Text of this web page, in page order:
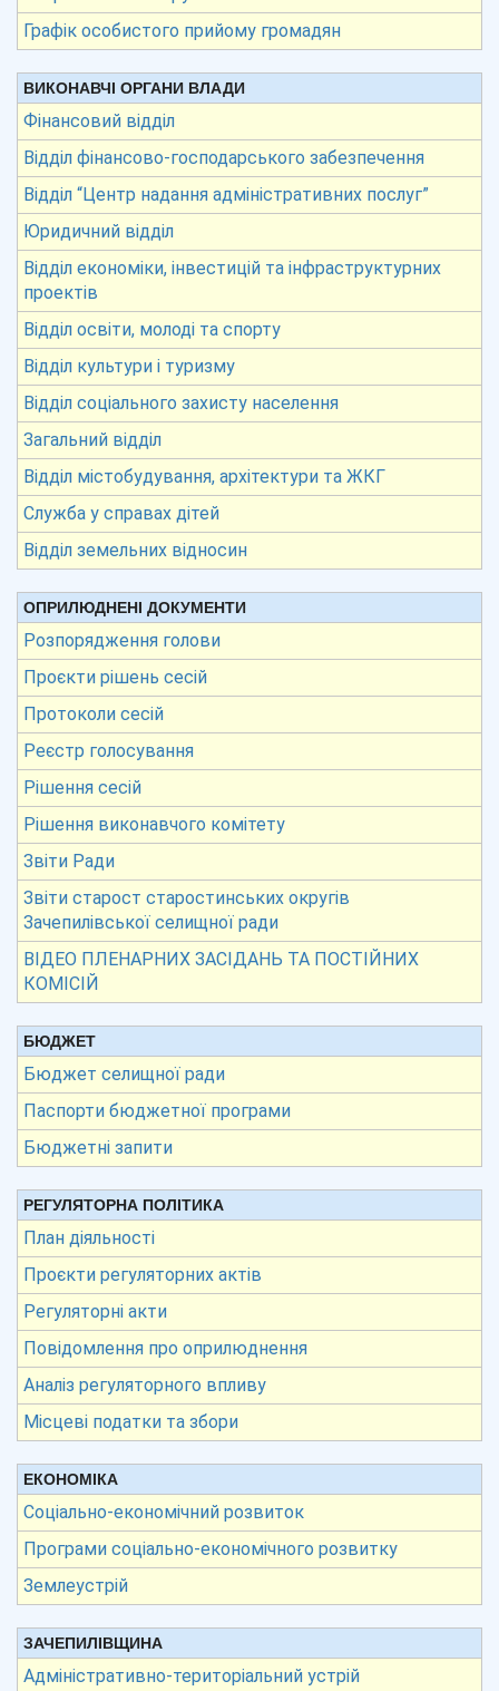
Графік особистого прийому громадян
ВИКОНАВЧІ ОРГАНИ ВЛАДИ
Фінансовий відділ
Відділ фінансово-господарського забезпечення
Відділ “Центр надання адміністративних послуг”
Юридичний відділ
Відділ економіки, інвестицій та інфраструктурних
проектів
Відділ освіти, молоді та спорту
Відділ культури і туризму
Відділ соціального захисту населення
Загальний відділ
Відділ містобудування, архітектури та ЖКГ
Служба у справах дітей
Відділ земельних відносин
ОПРИЛЮДНЕНІ ДОКУМЕНТИ
Розпорядження голови
Проєкти рішень сесій
Протоколи сесій
Реєстр голосування
Рішення сесій
Рішення виконавчого комітету
Звіти Ради
Звіти старост старостинських округів
Зачепилівської селищної ради
ВІДЕО ПЛЕНАРНИХ ЗАСІДАНЬ ТА ПОСТІЙНИХ
КОМІСІЙ
БЮДЖЕТ
Бюджет селищної ради
Паспорти бюджетної програми
Бюджетні запити
РЕГУЛЯТОРНА ПОЛІТИКА
План діяльності
Проєкти регуляторних актів
Регуляторні акти
Повідомлення про оприлюднення
Аналіз регуляторного впливу
Місцеві податки та збори
ЕКОНОМІКА
Соціально-економічний розвиток
Програми соціально-економічного розвитку
Землеустрій
ЗАЧЕПИЛІВЩИНА
Адміністративно-територіальний устрій